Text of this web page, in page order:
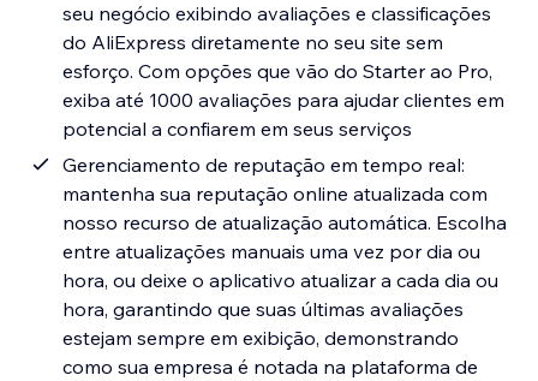
seu negócio exibindo avaliações e classificações
do AliExpress diretamente no seu site sem
esforço. Com opções que vão do Starter ao Pro,
exiba até 1000 avaliações para ajudar clientes em
potencial a confiarem em seus serviços
Gerenciamento de reputação em tempo real:
mantenha sua reputação online atualizada com
nosso recurso de atualização automática. Escolha
entre atualizações manuais uma vez por dia ou
hora, ou deixe o aplicativo atualizar a cada dia ou
hora, garantindo que suas últimas avaliações
estejam sempre em exibição, demonstrando
como sua empresa é notada na plataforma de